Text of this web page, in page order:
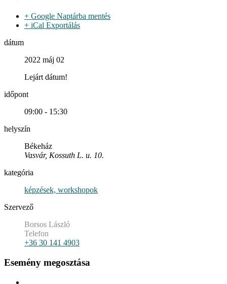
+ Google Naptárba mentés
+ iCal Exportálás
dátum
2022 máj 02
Lejárt dátum!
időpont
09:00 - 15:30
helyszín
Békeház
Vasvár, Kossuth L. u. 10.
kategória
képzések, workshopok
Szervező
Borsos László
Telefon
+36 30 141 4903
Esemény megosztása